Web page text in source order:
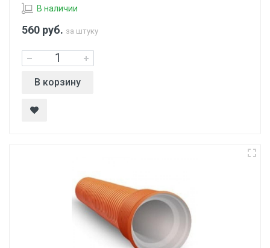
В наличии
560 руб. за штуку
В корзину